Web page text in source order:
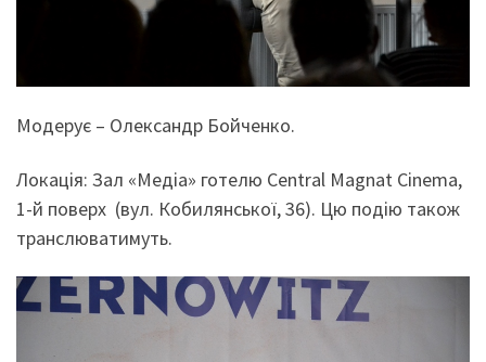
Модерує – Олександр Бойченко.
Локація: Зал «Медіа» готелю Central Magnat Cinema,
1-й поверх (вул. Кобилянської, 36). Цю подію також
транслюватимуть.